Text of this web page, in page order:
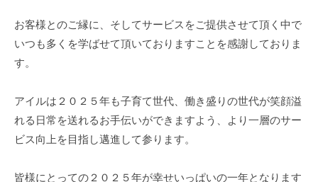
お客様とのご縁に、そしてサービスをご提供させて頂く中で
いつも多くを学ばせて頂いておりますことを感謝しておりま
す。
アイルは２０２５年も子育て世代、働き盛りの世代が笑顔溢
れる日常を送れるお手伝いができますよう、より一層のサー
ビス向上を目指し邁進して参ります。
皆様にとっての２０２５年が幸せいっぱいの一年となります